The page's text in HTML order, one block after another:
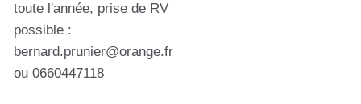
toute l'année, prise de RV
possible :
bernard.prunier@orange.fr
ou 0660447118